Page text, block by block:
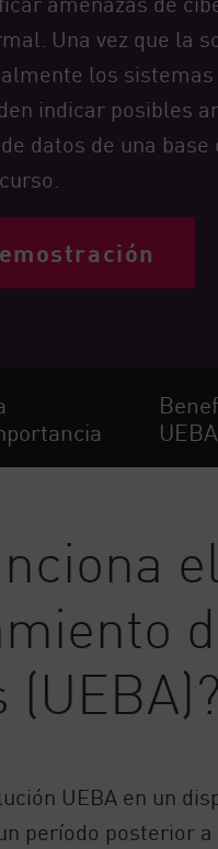
Una vez que la
los
indicar posibles
datos de una
UEBA
UEBA en un
período posterior